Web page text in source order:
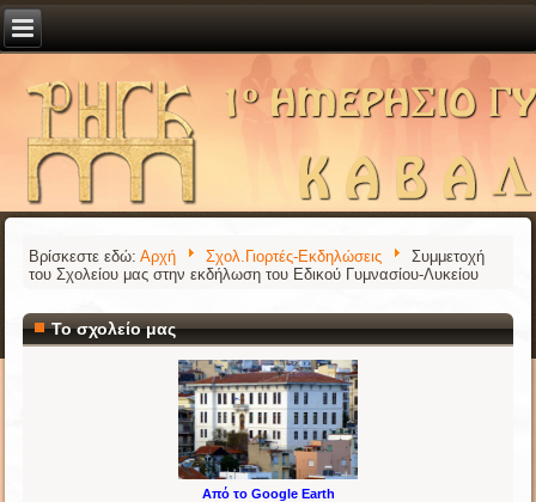
Βρίσκεστε εδώ:Αρχή Σχολ.Γιορτές-Εκδηλώσεις
Συμμετοχή
του Σχολείου μας στην εκδήλωση του Εδικού Γυμνασίου-Λυκείου
Το σχολείο μας
Από το Google Earth